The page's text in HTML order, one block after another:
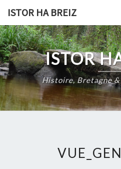
content
ISTOR HA BREIZ
ISTOR
Histoire, Bretagne